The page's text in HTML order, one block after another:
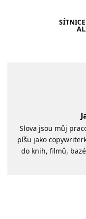
Slova jsou můj
píšu jako
do knih, filmů,